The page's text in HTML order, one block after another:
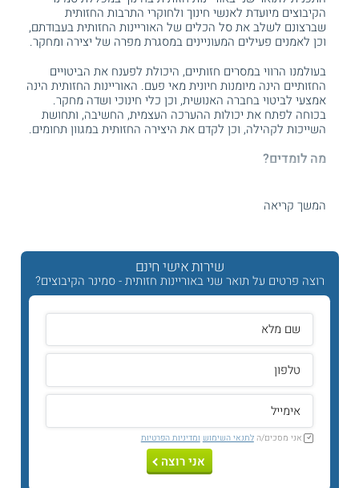
הקיבוצים מיועדת לאנשי חינוך ולחוקרי התרבות החזותית
שברצונם לשלב את סל הכלים של האוריינות החזותית בעבודתם,
וכן לאמנים פעילים המעוניינים במסגרת מפרה של יצירה ומחקר.
בעולמנו הרווי במסרים חזותיים, היכולת לפענח את הביטויים
החזותיים הינה מיומנות חיונית מאי פעם. האוריינות החזותית הינה
אמצעי לביטוי בחברה האנושית, וכן כלי חינוכי ושדה מחקר.
בכוחה לפתח את יכולות ההערכה העצמית, החשיבה, ותחושת
השייכות לקהילה, וכן לקדם את היצירה החזותית במגוון תחומים.
מה לומדים?
האוריינות החזותית עם חינוך לאמנויות. הלימודים מעמיקים את
מתקיימת באווירת קהילה יצירתית, ומאפשרת לסטודנטים לחוות
העצמה מקצועית ובמקביל לפתח שיח תיאורטי נרחב.
מוקד לימודים ABR אמנות יצירה ומחקר
המקצועיות וההתמחות כיוצרים וחוקרים, תוך שילוב בין מחקר,
חינוך, ויצירה. הוא כולל תהליכי יצירה אמנותית במקביל ללמידה
קבוצתית במודל שיח עמיתים.
אילו נושאים נלמדים במהלך התואר?
להלן חלק מנושאי הלימוד:
תקשורת חזותית.
תפיסה וקוגניציה באמנות.
המשך קריאה
שירות אישי חינם
רוצה פרטים על תואר שני באוריינות חזותית - סמינר הקיבוצים?
אני מסכים/הלתנאי השימוש ומדיניות הפרטיות
אני רוצה